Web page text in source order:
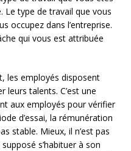
Le type de travail que vous
occupez dans l’entreprise.
qui vous est attribuée
les employés disposent
leurs talents. C’est une
aux employés pour vérifier
d’essai, la rémunération
stable. Mieux, il n’est pas
s’habituer à son